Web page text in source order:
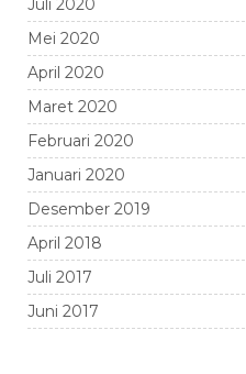
Juli 2020
Mei 2020
April 2020
Maret 2020
Februari 2020
Januari 2020
Desember 2019
April 2018
Juli 2017
Juni 2017